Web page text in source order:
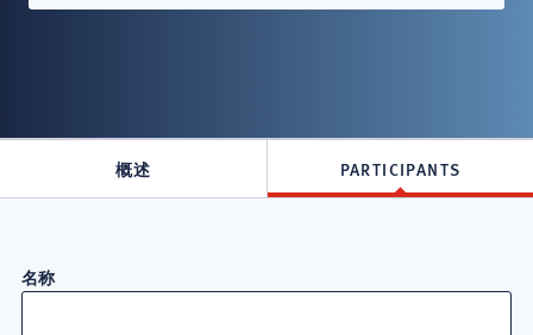
概述 PARTICIPANTS
Attorneys
名称